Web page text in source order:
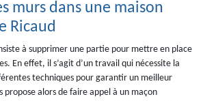
murs dans une maison
Ricaud
à supprimer une partie pour mettre en place
En effet, il s’agit d’un travail qui nécessite la
techniques pour garantir un meilleur
propose alors de faire appel à un maçon